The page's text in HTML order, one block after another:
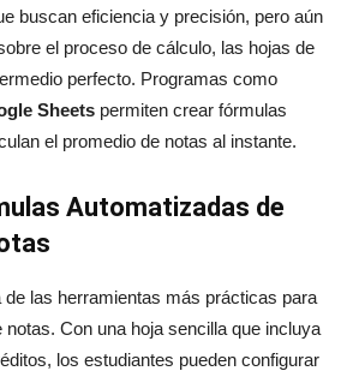
buscan eficiencia y precisión, pero aún
el proceso de cálculo, las hojas de
perfecto. Programas como
Sheets permiten crear fórmulas
el promedio de notas al instante.
Automatizadas de
las herramientas más prácticas para
Con una hoja sencilla que incluya
los estudiantes pueden configurar